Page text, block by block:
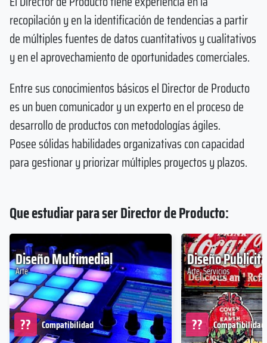
recopilación y en la identificación de tendencias a partir
de múltiples fuentes de datos cuantitativos y cualitativos
y en el aprovechamiento de oportunidades comerciales.
Entre sus conocimientos básicos el Director de Producto
es un buen comunicador y un experto en el proceso de
desarrollo de productos con metodologías ágiles.
Posee sólidas habilidades organizativas con capacidad
para gestionar y priorizar múltiples proyectos y plazos.
Que estudiar para ser Director de Producto:
Diseño Multimedial
Arte
Compatibilidad
??
Diseño
Arte, Servicios
Compatibilidad
??